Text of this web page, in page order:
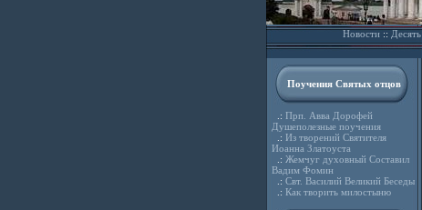
Новости::
Поучения Святых отцов
.: Прп. Авва Дорофей
Душеполезные поучения
.: Из творений Святителя
Иоанна Златоуста
.: Жемчуг духовный Составил
Вадим Фомин
.: Свт. Василий Великий Беседы
.: Как творить милостыню